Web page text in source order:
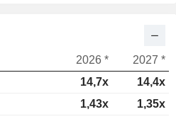
2026 *
2027 *
14,7x
14,4x
1,43x
1,35x